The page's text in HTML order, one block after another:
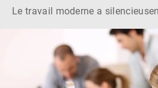
Le travail moderne a